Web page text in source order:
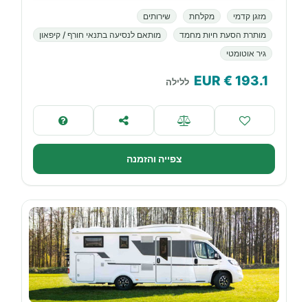
מזגן קדמי מקלחת
שירותים
מותרת הסעת חיות מחמד
מותאם לנסיעה בתנאי חורף / קיפאון
גיר אוטומטי
193.1
€ EUR ללילה
צפייה והזמנה